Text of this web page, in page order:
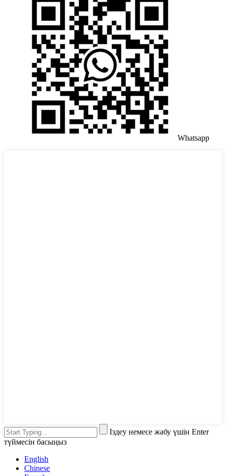
Whatsapp
Іздеу немесе жабу үшін Enter
түймесін басыңыз
English
Chinese